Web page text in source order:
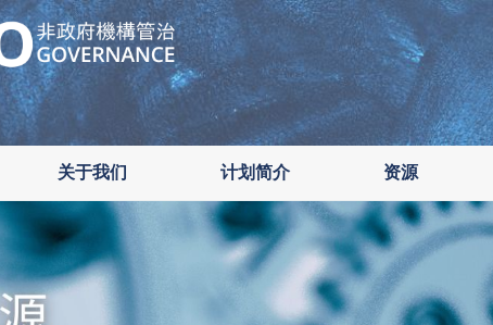
关于我们 计划简介 资源